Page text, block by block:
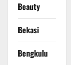
Beauty
Bekasi
Bengkulu